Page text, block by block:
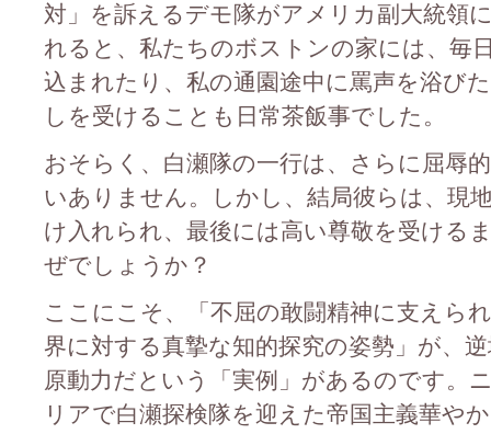
対」を訴えるデモ隊がアメリカ副大統領
れると、私たちのボストンの家には、毎
込まれたり、私の通園途中に罵声を浴び
しを受けることも日常茶飯事でした。
おそらく、白瀬隊の一行は、さらに屈辱
いありません。しかし、結局彼らは、現
け入れられ、最後には高い尊敬を受ける
ぜでしょうか？
ここにこそ、「不屈の敢闘精神に支えら
界に対する真摯な知的探究の姿勢」が、
原動力だという「実例」があるのです。
リアで白瀬探検隊を迎えた帝国主義華や